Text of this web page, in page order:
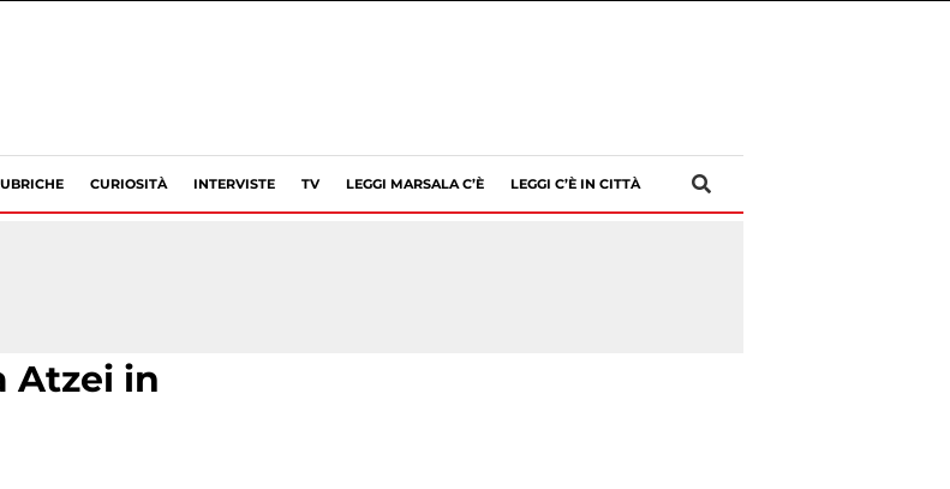
CURIOSITÀ INTERVISTE TV LEGGI MARSALA C’È LEGGI C’È IN CITTÀ
Atzei in